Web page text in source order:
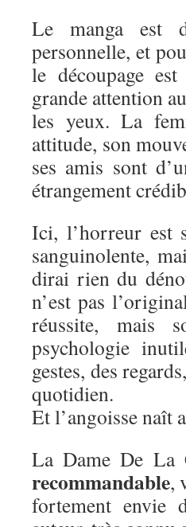
Le manga est
personnelle, et
le découpage
grande attention
les yeux. La
attitude, son
ses amis sont
étrangement
Ici, l’horreur est
sanguinolente,
dirai rien du
n’est pas
réussite, mais
psychologie
gestes, des
quotidien.
Et l’angoisse naît
La Dame De La
recommandable,
fortement envie